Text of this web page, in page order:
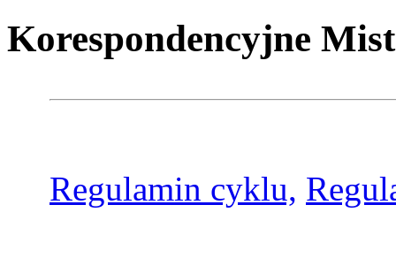
Korespondencyjne
Regulamin cyklu,